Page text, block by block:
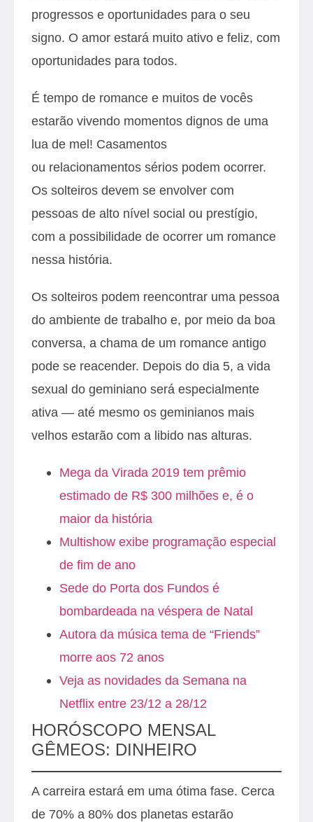
progressos e oportunidades para o seu
signo. O amor estará muito ativo e feliz, com
oportunidades para todos.
É tempo de romance e muitos de vocês
estarão vivendo momentos dignos de uma
lua de mel! Casamentos
ou relacionamentos sérios podem ocorrer.
Os solteiros devem se envolver com
pessoas de alto nível social ou prestígio,
com a possibilidade de ocorrer um romance
nessa história.
Os solteiros podem reencontrar uma pessoa
do ambiente de trabalho e, por meio da boa
conversa, a chama de um romance antigo
pode se reacender. Depois do dia 5, a vida
sexual do geminiano será especialmente
ativa — até mesmo os geminianos mais
velhos estarão com a libido nas alturas.
Mega da Virada 2019 tem prêmio
estimado de R$ 300 milhões e, é o
maior da história
Multishow exibe programação especial
de fim de ano
Sede do Porta dos Fundos é
bombardeada na véspera de Natal
Autora da música tema de “Friends”
morre aos 72 anos
Veja as novidades da Semana na
Netflix entre 23/12 a 28/12
HORÓSCOPO MENSAL
GÊMEOS: DINHEIRO
A carreira estará em uma ótima fase. Cerca
de 70% a 80% dos planetas estarão